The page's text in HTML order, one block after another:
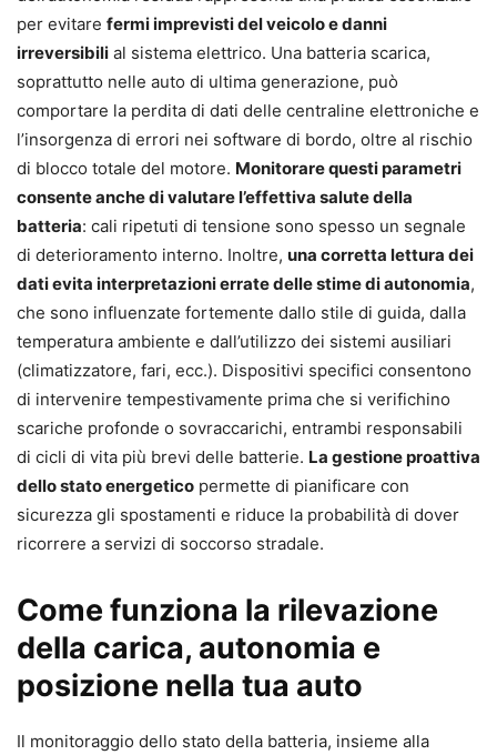
per evitare fermi imprevisti del veicolo e danni
irreversibili al sistema elettrico. Una batteria scarica,
soprattutto nelle auto di ultima generazione, può
comportare la perdita di dati delle centraline elettroniche e
l’insorgenza di errori nei software di bordo, oltre al rischio
di blocco totale del motore. Monitorare questi parametri
consente anche di valutare l’effettiva salute della
batteria: cali ripetuti di tensione sono spesso un segnale
di deterioramento interno. Inoltre, una corretta lettura dei
dati evita interpretazioni errate delle stime di autonomia,
che sono influenzate fortemente dallo stile di guida, dalla
temperatura ambiente e dall’utilizzo dei sistemi ausiliari
(climatizzatore, fari, ecc.). Dispositivi specifici consentono
di intervenire tempestivamente prima che si verifichino
scariche profonde o sovraccarichi, entrambi responsabili
di cicli di vita più brevi delle batterie. La gestione proattiva
dello stato energetico permette di pianificare con
sicurezza gli spostamenti e riduce la probabilità di dover
ricorrere a servizi di soccorso stradale.
Come funziona la rilevazione
della carica, autonomia e
posizione nella tua auto
Il monitoraggio dello stato della batteria, insieme alla